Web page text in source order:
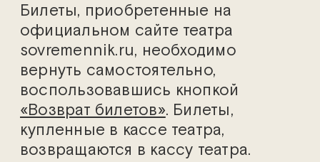
Билеты, приобретенные на
официальном сайте театра
sovremennik.ru, необходимо
вернуть самостоятельно,
воспользовавшись кнопкой
«Возврат билетов». Билеты,
купленные в кассе театра,
возвращаются в кассу театра.